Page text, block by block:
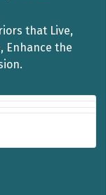
that Live,
Enhance the